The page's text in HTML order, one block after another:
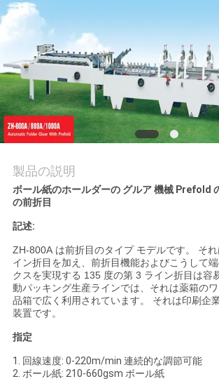
旅
行
品
質
管
理
私
達
に
連
絡
し
製品の説明
ボール紙のホールダーの グルア 機械 Prefold
の前折目
記述:
ZH-800A は前折目のタイプ モデルです。 そ
イン折目を加え、前折目機能およびこうして
クスを実現する 135 度の第 3 ライン折目は容
動パッキング生産ラインでは、それは薬箱の
品箱で広く利用されています。 それは印刷企
装置です。
指定
1. 回線速度: 0-220m/min 連続的な調節可能
2. ボール紙: 210-660gsm ボール紙